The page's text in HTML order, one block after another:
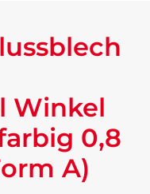
Winkel
0,8
A)